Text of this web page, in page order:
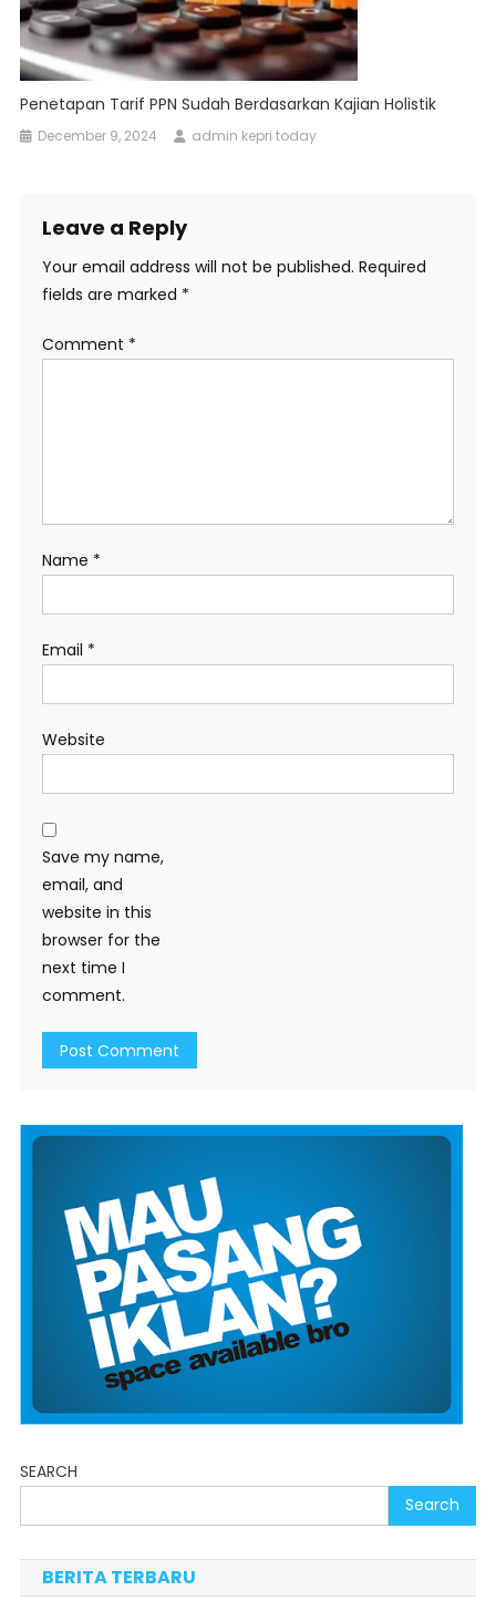
Penetapan Tarif PPN Sudah Berdasarkan Kajian Holistik
December 9, 2024 admin kepri today
Leave a Reply
Your email address will not be published. Required
fields are marked *
Comment *
Name *
Email *
Website
Save my name,
email, and
website in this
browser for the
next time I
comment.
SEARCH
Search
BERITA TERBARU